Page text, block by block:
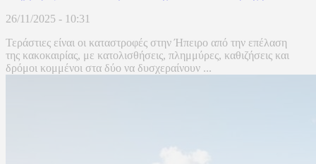
26/11/2025 - 10:31
Τεράστιες είναι οι καταστροφές στην Ήπειρο από την επέλαση
της κακοκαιρίας, με κατολισθήσεις, πλημμύρες, καθιζήσεις και
δρόμοι κομμένοι στα δύο να δυσχεραίνουν ...